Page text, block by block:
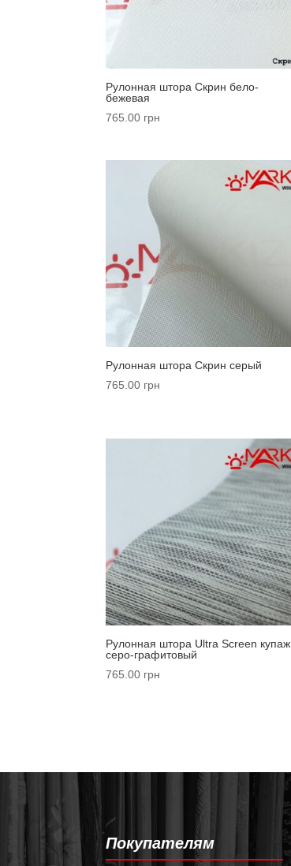
Рулонная штора Cкрин бело-
бежевая
765.00 грн
Рулонная штора Cкрин серый
765.00 грн
Рулонная штора Ultra Screen купаж
серо-графитовый
765.00 грн
Покупателям